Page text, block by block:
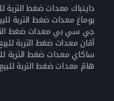
داينباك معدات ضغط التربة
بوماغ معدات ضغط التربة
جي سي بي معدات ضغط
أمّان معدات ضغط التربة
ساكاي معدات ضغط التربة
هامّ معدات ضغط التربة للبيع